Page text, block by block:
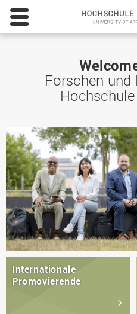
Forschen und
Internationale
Promovierende